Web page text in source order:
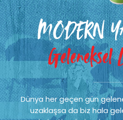
MODERN
Geleneksel
Dünya her geçen gün
uzaklaşsa da biz hala